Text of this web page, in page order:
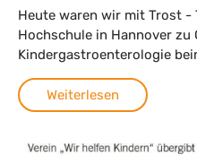
Heute waren wir mit Trost -
Hochschule in Hannover zu
Kindergastroenterologie
Weiterlesen